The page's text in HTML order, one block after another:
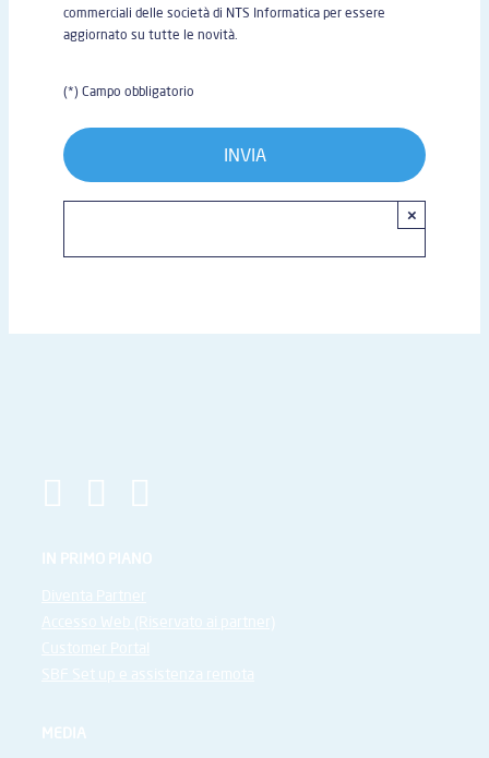
commerciali delle società di NTS Informatica per essere
aggiornato su tutte le novità.
(*) Campo obbligatorio
×
IN PRIMO PIANO
Diventa Partner
Accesso Web (Riservato ai partner)
Customer Portal
SBF Set up e assistenza remota
MEDIA